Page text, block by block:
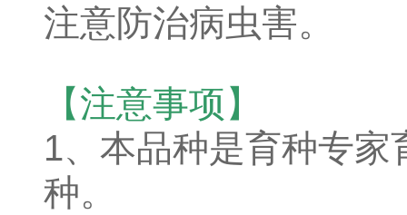
注意防治病虫害。
【注意事项】
1、本品种是育种专
种。